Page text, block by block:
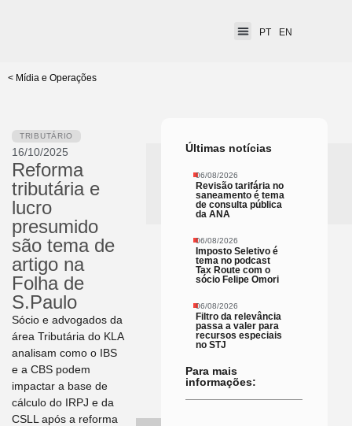
PT EN
< Mídia e Operações
TRIBUTÁRIO
16/10/2025
Reforma
tributária e
lucro
presumido
são tema de
artigo na
Folha de
S.Paulo
Sócio e advogados da
área Tributária do KLA
analisam como o IBS
e a CBS podem
impactar a base de
cálculo do IRPJ e da
CSLL após a reforma
Últimas notícias
06/08/2026
Revisão tarifária no
saneamento é tema
de consulta pública
da ANA
06/08/2026
Imposto Seletivo é
tema no podcast
Tax Route com o
sócio Felipe Omori
06/08/2026
Filtro da relevância
passa a valer para
recursos especiais
no STJ
Para mais
informações: